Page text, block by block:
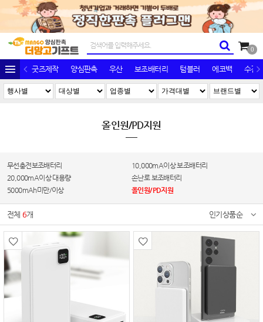
0
굿즈제작 양심판촉 우산 보조배터리 텀블러 에코백 수건/
올인원/PD지원
무선충전보조배터리
10,000mA이상 보조배터리
20,000mA이상 대용량
손난로 보조배터리
5000mAh미만/이상
올인원/PD지원
전체6개 인기상품순